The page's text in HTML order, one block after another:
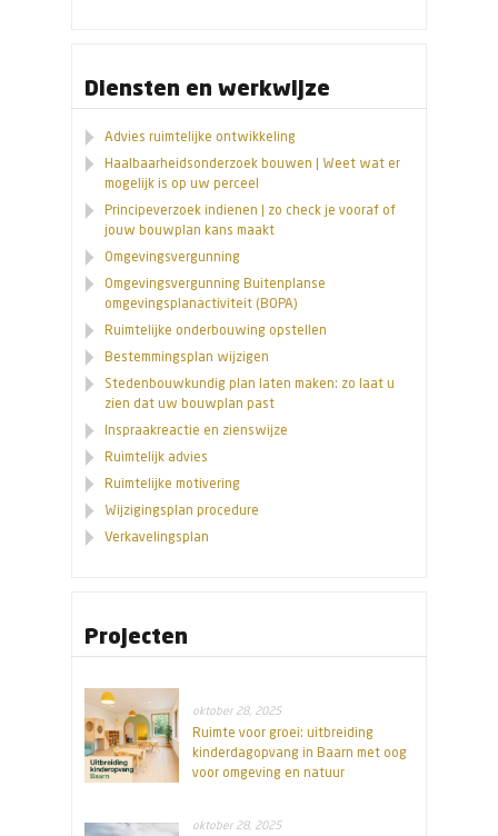
Diensten en werkwijze
Advies ruimtelijke ontwikkeling
Haalbaarheidsonderzoek bouwen | Weet wat er
mogelijk is op uw perceel
Principeverzoek indienen | zo check je vooraf of
jouw bouwplan kans maakt
Omgevingsvergunning
Omgevingsvergunning Buitenplanse
omgevingsplanactiviteit (BOPA)
Ruimtelijke onderbouwing opstellen
Bestemmingsplan wijzigen
Stedenbouwkundig plan laten maken: zo laat u
zien dat uw bouwplan past
Inspraakreactie en zienswijze
Ruimtelijk advies
Ruimtelijke motivering
Wijzigingsplan procedure
Verkavelingsplan
Projecten
oktober 28, 2025
Ruimte voor groei: uitbreiding
kinderdagopvang in Baarn met oog
voor omgeving en natuur
oktober 28, 2025